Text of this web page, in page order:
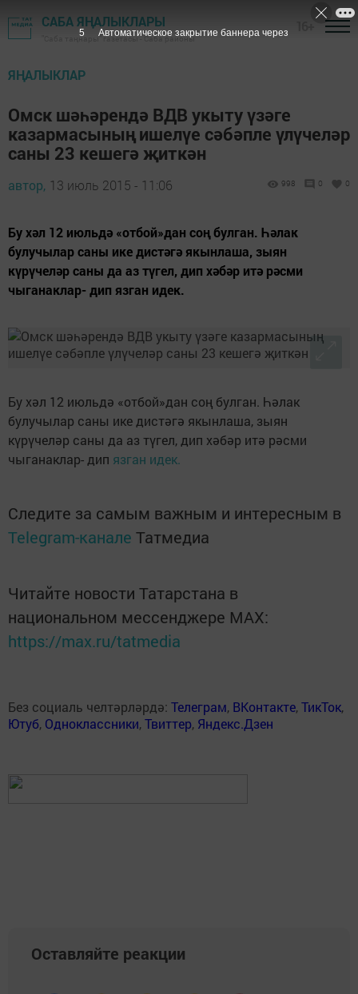
САБА ЯҢАЛЫКЛАРЫ
"Саба таңнары" газетасы - Саба районы
ЯҢАЛЫКЛАР
Омск шәһәрендә ВДВ укыту үзәге
казармасының ишелүе сәбәпле үлүчеләр
саны 23 кешегә җиткән
автор, 13 июль 2015 - 11:06 998 0 0
Бу хәл 12 июльдә «отбой»дан соң булган. Һәлак
булучылар саны ике дистәгә якынлаша, зыян
күрүчеләр саны да аз түгел, дип хәбәр итә рәсми
чыганаклар- дип язган идек.
Бу хәл 12 июльдә «отбой»дан соң булган. Һәлак
булучылар саны ике дистәгә якынлаша, зыян
күрүчеләр саны да аз түгел, дип хәбәр итә рәсми
чыганаклар- дип язган идек.
Следите за самым важным и интересным в
Telegram-канале Татмедиа
Читайте новости Татарстана в
национальном мессенджере MАХ:
https://max.ru/tatmedia
Без социаль челтәрләрдә: Телеграм, ВКонтакте,ТикТок,
Ютуб, Одноклассники,Твиттер, Яндекс.Дзен
Оставляйте реакции
4 Автоматическое закрытие баннера через